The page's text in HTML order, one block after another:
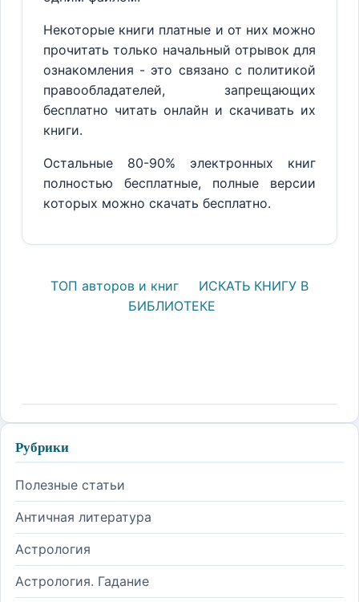
Некоторые книги платные и от них можно
прочитать только начальный отрывок для
ознакомления - это связано с политикой
правообладателей, запрещающих
бесплатно читать онлайн и скачивать их
книги.
Остальные 80-90% электронных книг
полностью бесплатные, полные версии
которых можно скачать бесплатно.
ТОП авторов и книг
ИСКАТЬ КНИГУ В
БИБЛИОТЕКЕ
Рубрики
Полезные статьи
Античная литература
Астрология
Астрология. Гадание